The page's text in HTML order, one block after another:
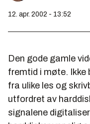
12. apr. 2002 - 13:52
Den gode gamle
fremtid i møte. Ikke
fra ulike les og
utfordret av
signalene